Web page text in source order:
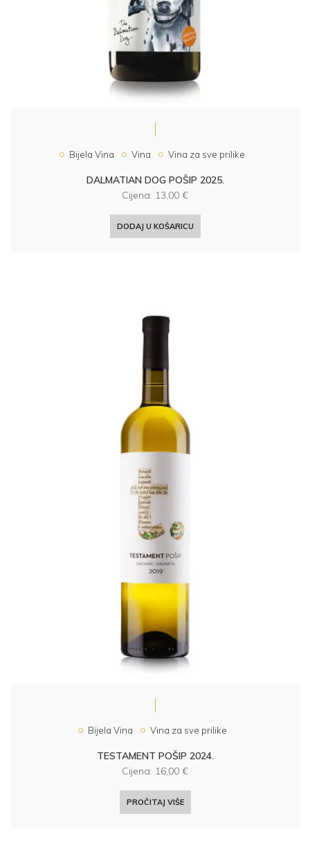
Bijela Vina Vina Vina za sve prilike
DALMATIAN DOG POŠIP 2025.
Cijena: 13,00 €
DODAJ U KOŠARICU
Bijela Vina Vina za sve prilike
TESTAMENT POŠIP 2024.
Cijena: 16,00 €
PROČITAJ VIŠE